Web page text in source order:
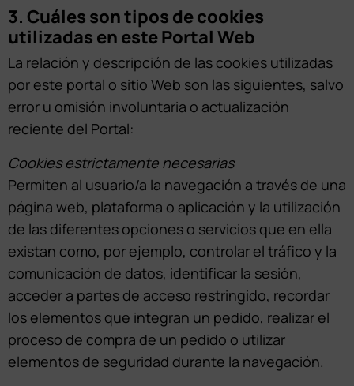
3. Cuáles son tipos de cookies
utilizadas en este Portal Web
La relación y descripción de las cookies utilizadas
por este portal o sitio Web son las siguientes, salvo
error u omisión involuntaria o actualización
reciente del Portal:
Cookies estrictamente necesarias
Permiten al usuario/a la navegación a través de una
página web, plataforma o aplicación y la utilización
de las diferentes opciones o servicios que en ella
existan como, por ejemplo, controlar el tráfico y la
comunicación de datos, identificar la sesión,
acceder a partes de acceso restringido, recordar
los elementos que integran un pedido, realizar el
proceso de compra de un pedido o utilizar
elementos de seguridad durante la navegación.